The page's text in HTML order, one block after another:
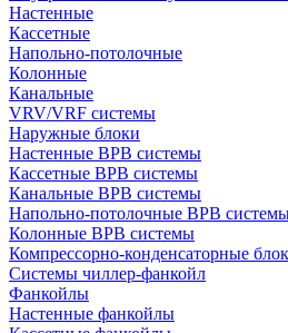
Настенные
Кассетные
Напольно-потолочные
Колонные
Канальные
VRV/VRF системы
Наружные блоки
Настенные ВРВ системы
Кассетные ВРВ системы
Канальные ВРВ системы
Напольно-потолочные ВРВ
Колонные ВРВ системы
Компрессорно-конденсаторные
Системы чиллер-фанкойл
Фанкойлы
Настенные фанкойлы